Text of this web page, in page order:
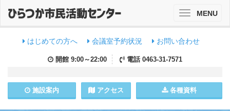
はじめての方へ 会議室予約状況 お問い合わせ
開館 9:00～22:00 電話 0463-31-7571
施設案内 アクセス 各種資料
ToggleMENU